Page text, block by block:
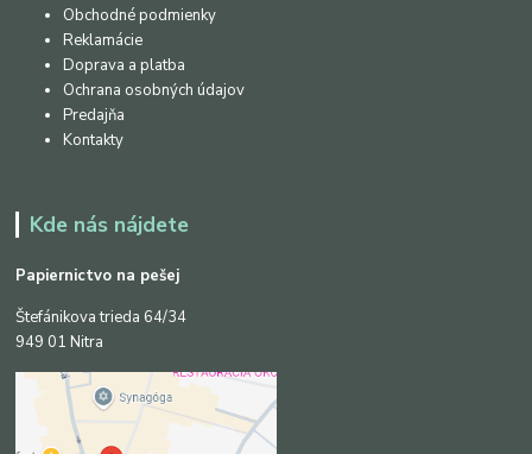
Obchodné podmienky
Reklamácie
Doprava a platba
Ochrana osobných údajov
Predajňa
Kontakty
Kde nás nájdete
Papiernictvo na pešej
Štefánikova trieda 64/34
949 01 Nitra